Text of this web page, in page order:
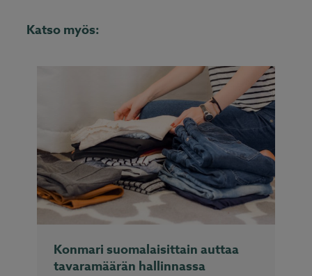
Katso myös:
Konmari suomalaisittain auttaa
tavaramäärän hallinnassa